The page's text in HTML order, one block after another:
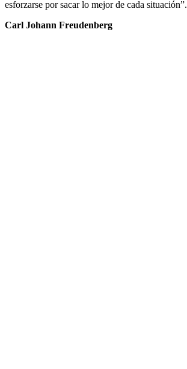
esforzarse por sacar lo mejor de cada situación”.
Carl Johann Freudenberg